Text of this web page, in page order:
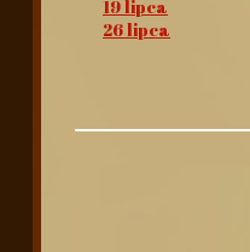
19 lipca
26 lipca